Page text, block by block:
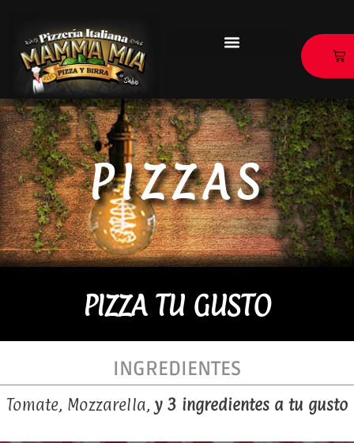
contenido
PIZZAS
PIZZA TU GUSTO
INGREDIENTES
Tomate, Mozzarella, y 3 ingredientes a tu gusto